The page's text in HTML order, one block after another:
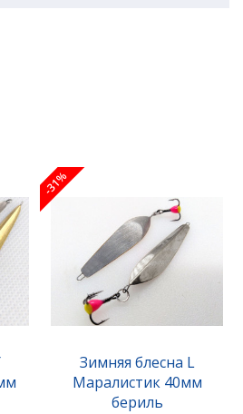
-31%
Зимняя блесна L
Маралистик 40мм
бериль